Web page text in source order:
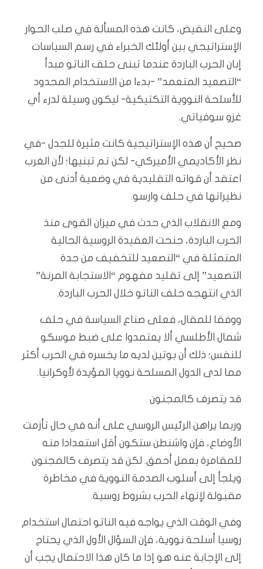
وعلى النقيض، كانت هذه المسألة في صلب الحوار
الإستراتيجي بين أولئك الخبراء في رسم السياسات
إبان الحرب الباردة عندما تبنى حلف الناتو مبدأ
“التصعيد المتعمد” -بدءا من الاستخدام المحدود
للأسلحة النووية التكتيكية- ليكون وسيلة لدرء أي
غزو سوفياتي.
صحيح أن هذه الإستراتيجية كانت مثيرة للجدل -في
نظر الأكاديمي الأميركي- لكن تم تبنيها؛ لأن الغرب
اعتقد أن قواته التقليدية في وضعية أدنى من
نظيراتها في حلف وارسو.
ومع الانقلاب الذي حدث في ميزان القوى منذ
الحرب الباردة، جنحت العقيدة الروسية الحالية
المتمثلة في “التصعيد للتخفيف من حدة
التصعيد” إلى تقليد مفهوم “الاستجابة المرنة”
الذي انتهجه حلف الناتو خلال الحرب الباردة.
ووفقا للمقال، فعلى صناع السياسة في حلف
شمال الأطلسي ألا يعتمدوا على ضبط موسكو
للنفس؛ ذلك أن بوتين لديه ما يخسره في الحرب أكثر
مما لدى الدول المسلحة نوويا المؤيدة لأوكرانيا.
قد يتصرف كالمجنون
وربما يراهن الرئيس الروسي على أنه في حال تأزمت
الأوضاع، فإن واشنطن ستكون أقل استعدادا منه
للمقامرة بعمل أحمق. لكن قد يتصرف كالمجنون
ويلجأ إلى أسلوب الصدمة النووية في مخاطرة
مقبولة لإنهاء الحرب بشروط روسية.
وفي الوقت الذي يواجه فيه الناتو احتمال استخدام
روسيا أسلحة نووية، فإن السؤال الأول الذي يحتاج
إلى الإجابة عنه هو إذا ما كان هذا الاحتمال يجب أن